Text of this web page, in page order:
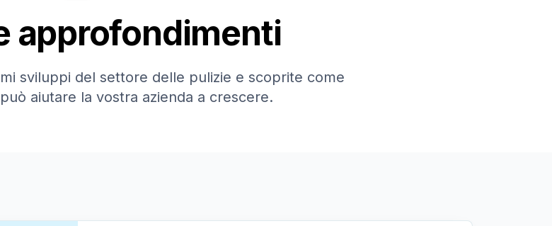
approfondimenti
sviluppi del settore delle pulizie e scoprite come
aiutare la vostra azienda a crescere.